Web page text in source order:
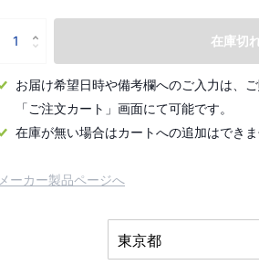
在庫切
お届け希望日時や備考欄へのご入力は、
「ご注文カート」画面にて可能です。
在庫が無い場合はカートへの追加はでき
メーカー製品ページへ